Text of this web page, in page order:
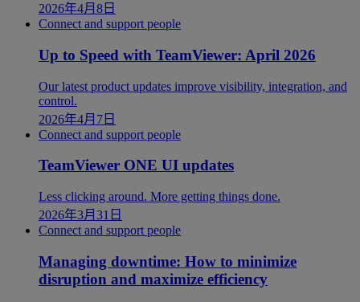
2026年4月8日
Connect and support people
Up to Speed with TeamViewer: April 2026
Our latest product updates improve visibility, integration, and
control.
2026年4月7日
Connect and support people
TeamViewer ONE UI updates
Less clicking around. More getting things done.
2026年3月31日
Connect and support people
Managing downtime: How to minimize
disruption and maximize efficiency